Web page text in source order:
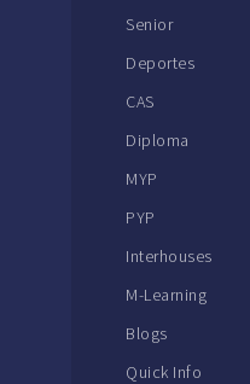
Senior
Deportes
CAS
Diploma
MYP
PYP
Interhouses
M-Learning
Blogs
Quick Info